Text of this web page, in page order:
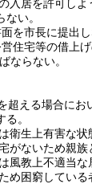
入居を許可しよ
い。
を市長に提出し
住宅等の借上
ならない。
える場合にお
。
衛生上有害な
がないため親
風教上不適当な
め困窮している